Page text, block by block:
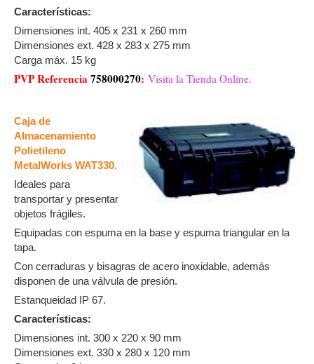
Características:
Dimensiones int. 405 x 231 x 260 mm
Dimensiones ext. 428 x 283 x 275 mm
Carga máx. 15 kg
PVP Referencia758000270: Visita la Tienda Online.
Caja de
Almacenamiento
Polietileno
MetalWorks WAT330.
Ideales para
transportar y presentar
objetos frágiles.
Equipadas con espuma en la base y espuma triangular en la
tapa.
Con cerraduras y bisagras de acero inoxidable, además
disponen de una válvula de presión.
Estanqueidad IP 67.
Características:
Dimensiones int. 300 x 220 x 90 mm
Dimensiones ext. 330 x 280 x 120 mm